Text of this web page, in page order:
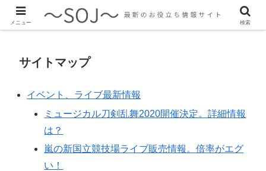
最新のトレンド情報、生活に役立つ情報をご紹介します
サイトマップ
イベント、ライブ最新情報
ミュージカル刀剣乱舞2020開催決定。詳細情報
は？
嵐の新国立競技場ライブ販売情報。倍率がエグ
い！
メニュー 検索